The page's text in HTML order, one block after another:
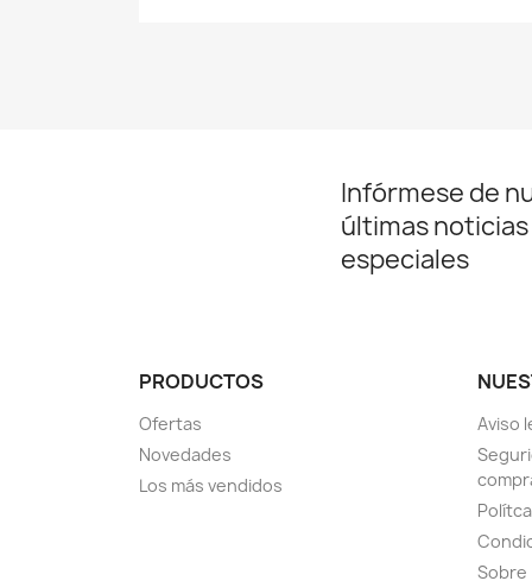
Infórmese de
últimas
especiales
PRODUCTOS
Ofertas
Novedades
Los más vendidos
Aviso